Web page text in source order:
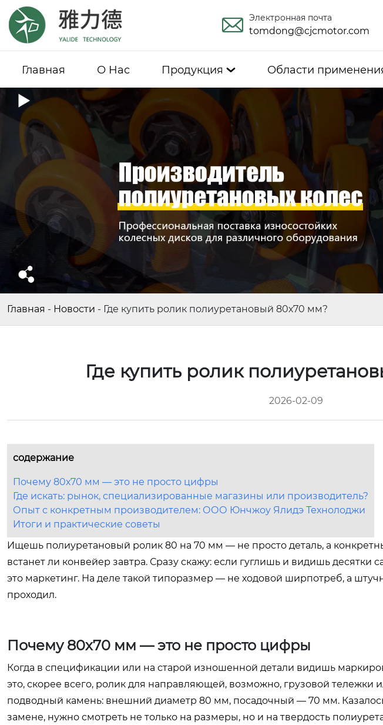
Электронная почта
tomdong@cjcmotor.com
Главная О Hас Продукция  Области
Главная - Новости - Где купить ролик полиуретановый 80х70 мм?
Где купить ролик
2026-02-09
содержание
Почему 80х70 мм — это не просто цифры
Где искать: рынок, специализированные магазины или производитель?
Опыт с конкретным производителем: ООО Юнчжоу Ялидэ Технолоджи
Итоги и практические советы
Ищешь полиуретановый ролик 80 на 70 мм — не просто деталь, а
встанет ли конвейер завтра. Сразу скажу: если гуглишь и видишь десятки
это маркетинг. На деле такой типоразмер — не ходовой ширпотреб, а
проходил.
Почему 80х70 мм — это не просто цифры
Когда в спецификации или на старой изношенной детали видишь
это, скорее всего, ролик для направляющей, возможно, грузовой тележки
подводный камень: внешний диаметр 80 мм, посадочный — 70 мм.
замене, нужно смотреть не только на размеры, но и на твердость